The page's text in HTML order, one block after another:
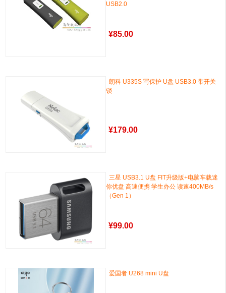
USB2.0
¥85.00
朗科 U335S 写保护 U盘 USB3.0 带开关
锁
¥179.00
三星 USB3.1 U盘 FIT升级版+电脑车载迷
你优盘 高速便携 学生办公 读速400MB/s
（Gen 1）
¥99.00
爱国者 U268 mini U盘